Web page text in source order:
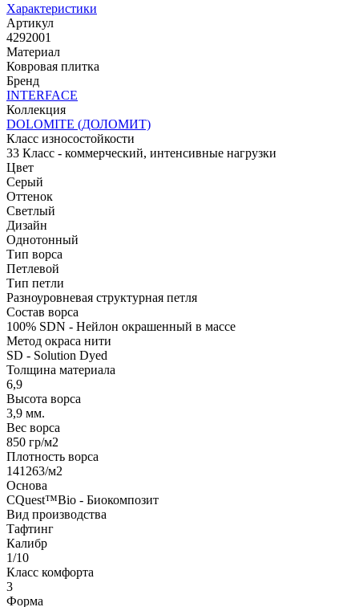
Характеристики
Артикул
4292001
Материал
Ковровая плитка
Бренд
INTERFACE
Коллекция
DOLOMITE (ДОЛОМИТ)
Класс износостойкости
33 Класс - коммерческий, интенсивные нагрузки
Цвет
Серый
Оттенок
Светлый
Дизайн
Однотонный
Тип ворса
Петлевой
Тип петли
Разноуровневая структурная петля
Состав ворса
100% SDN - Нейлон окрашенный в массе
Метод окраса нити
SD - Solution Dyed
Толщина материала
6,9
Высота ворса
3,9 мм.
Вес ворса
850 гр/м2
Плотность ворса
141263/м2
Основа
CQuest™Bio - Биокомпозит
Вид производства
Тафтинг
Калибр
1/10
Класс комфорта
3
Форма